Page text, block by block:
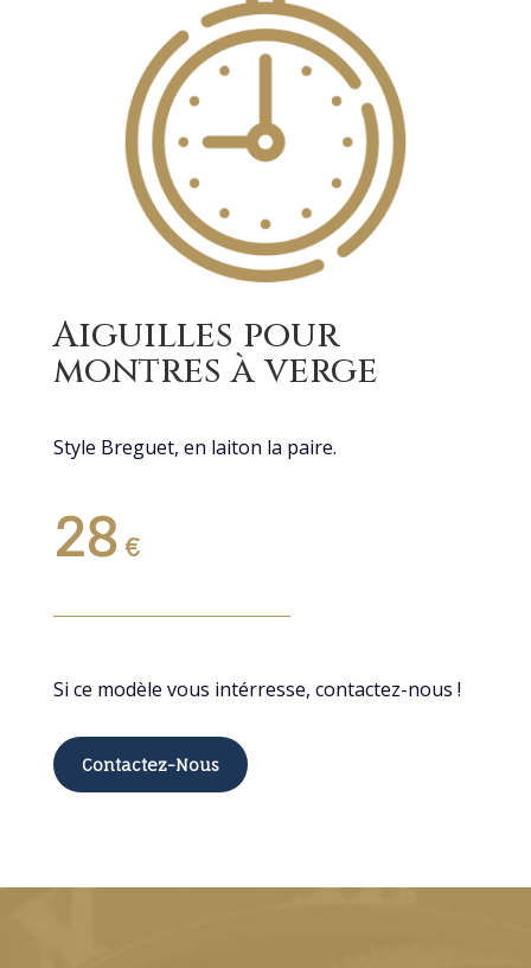
Aiguilles pour
montres à verge
Style Breguet, en laiton la paire.
28
Si ce modèle vous intérresse, contactez-nous !
Contactez-Nous